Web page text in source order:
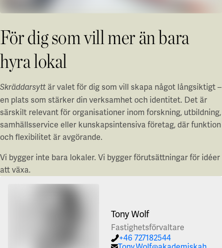
För dig som vill mer än bara
hyra lokal
Skräddarsytt är valet för dig som vill skapa något långsiktigt –
en plats som stärker din verksamhet och identitet. Det är
särskilt relevant för organisationer inom forskning, utbildning,
samhällsservice eller kunskapsintensiva företag, där funktion
och flexibilitet är avgörande.
Vi bygger inte bara lokaler. Vi bygger förutsättningar för idéer
att växa.
Tony Wolf
Fastighetsförvaltare
+46 727182544